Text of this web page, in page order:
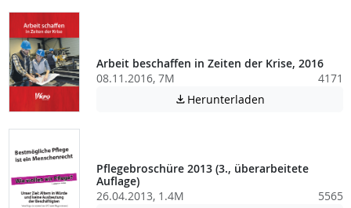
Arbeit beschaffen in Zeiten der Krise, 2016
08.11.2016, 7M
4171
 Herunterladen
Pflegebroschüre 2013 (3., überarbeitete
Auflage)
26.04.2013, 1.4M
5565